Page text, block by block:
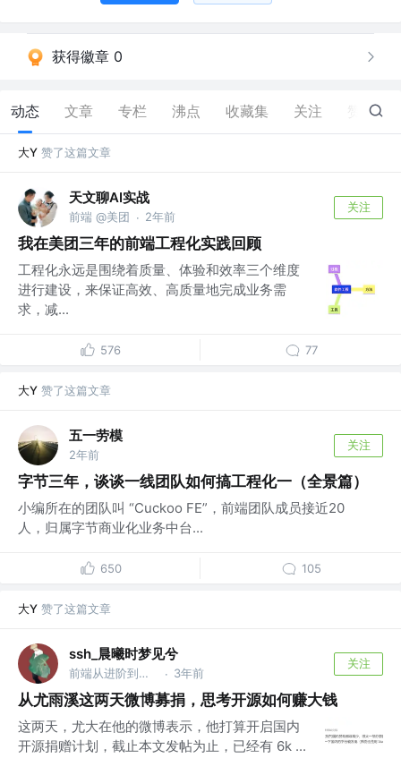
获得徽章 0
动态 文章 专栏 沸点 收藏集 关注 132
大Y 赞了这篇文章
天文聊AI实战
前端 @美团 · 2年前
关注
我在美团三年的前端工程化实践回顾
工程化永远是围绕着质量、体验和效率三个维度
进行建设，来保证高效、高质量地完成业务需
求，减...
576 77
大Y 赞了这篇文章
五一劳模
2年前
关注
字节三年，谈谈一线团队如何搞工程化一（全景篇）
小编所在的团队叫 “Cuckoo FE”，前端团队成员接近20
人，归属字节商业化业务中台...
650 105
大Y 赞了这篇文章
ssh_晨曦时梦见兮
前端从进阶到入院 @字节跳动 · 3年前
关注
从尤雨溪这两天微博募捐，思考开源如何赚大钱
这两天，尤大在他的微博表示，他打算开启国内
开源捐赠计划，截止本文发帖为止，已经有 6k ...